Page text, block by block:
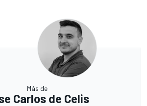
Más de
Carlos de Celis